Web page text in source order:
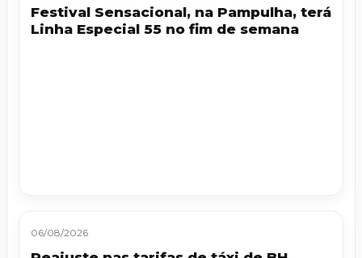
Festival Sensacional, na Pampulha, terá
Linha Especial 55 no fim de semana
06/08/2026